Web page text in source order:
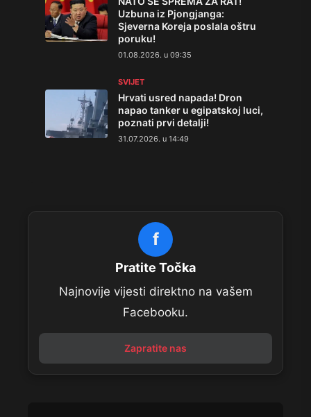
Uzbuna iz Pjongjanga:
Sjeverna Koreja poslala oštru
poruku!
01.08.2026. u 09:35
SVIJET
Hrvati usred napada! Dron
napao tanker u egipatskoj luci,
poznati prvi detalji!
31.07.2026. u 14:49
f
Pratite Točka
Najnovije vijesti direktno na vašem
Facebooku.
Zapratite nas